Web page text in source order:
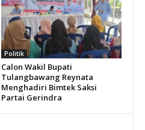
Politik
Calon Wakil Bupati
Tulangbawang Reynata
Menghadiri Bimtek Saksi
Partai Gerindra